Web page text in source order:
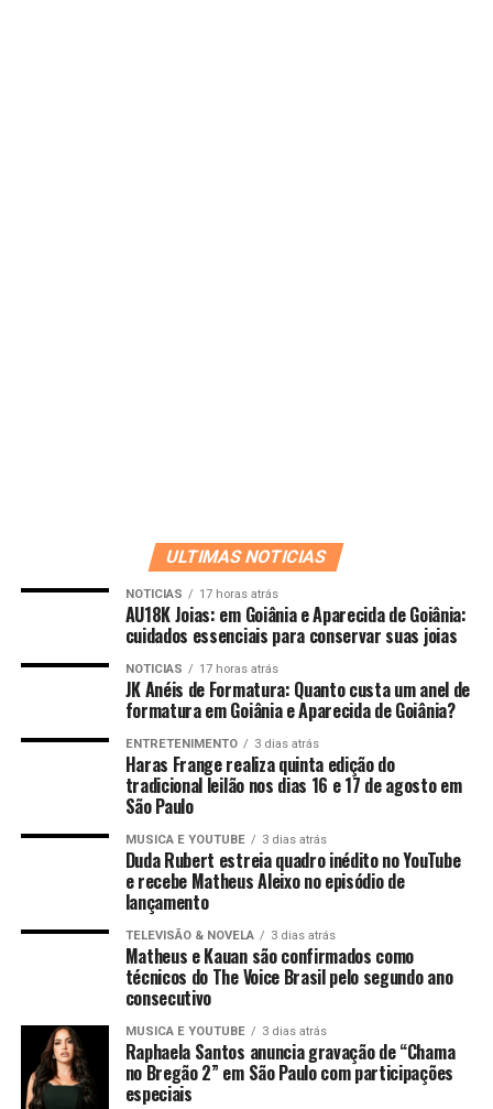
ULTIMAS NOTICIAS
NOTICIAS 17 horas atrás
AU18K Joias: em Goiânia e Aparecida de Goiânia:
cuidados essenciais para conservar suas joias
NOTICIAS 17 horas atrás
JK Anéis de Formatura: Quanto custa um anel de
formatura em Goiânia e Aparecida de Goiânia?
ENTRETENIMENTO 3 dias atrás
Haras Frange realiza quinta edição do
tradicional leilão nos dias 16 e 17 de agosto em
São Paulo
MUSICA E YOUTUBE 3 dias atrás
Duda Rubert estreia quadro inédito no YouTube
e recebe Matheus Aleixo no episódio de
lançamento
TELEVISÃO & NOVELA 3 dias atrás
Matheus e Kauan são confirmados como
técnicos do The Voice Brasil pelo segundo ano
consecutivo
MUSICA E YOUTUBE 3 dias atrás
Raphaela Santos anuncia gravação de “Chama
no Bregão 2” em São Paulo com participações
especiais